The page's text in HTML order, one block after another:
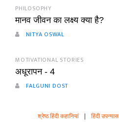
PHILOSOPHY
मानव जीवन का लक्ष्य क्या है?
NITYA OSWAL
MOTIVATIONAL STORIES
अधूरापन - 4
FALGUNI DOST
श्रेष्ठ हिंदी कहानियां | हिंदी उपन्यास